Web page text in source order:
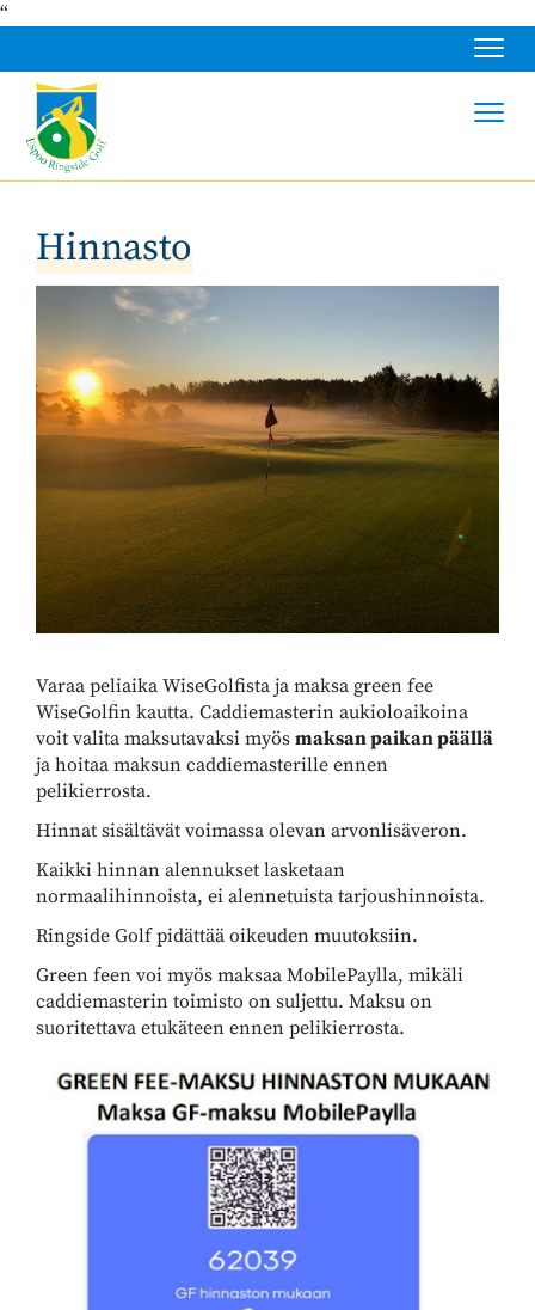
“
Hinnasto
Varaa peliaika WiseGolfista ja maksa green fee
WiseGolfin kautta. Caddiemasterin aukioloaikoina
voit valita maksutavaksi myös maksan paikan päällä
ja hoitaa maksun caddiemasterille ennen
pelikierrosta.
Hinnat sisältävät voimassa olevan arvonlisäveron.
Kaikki hinnan alennukset lasketaan
normaalihinnoista, ei alennetuista tarjoushinnoista.
Ringside Golf pidättää oikeuden muutoksiin.
Green feen voi myös maksaa MobilePaylla, mikäli
caddiemasterin toimisto on suljettu. Maksu on
suoritettava etukäteen ennen pelikierrosta.